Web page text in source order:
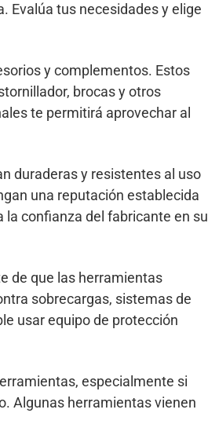
Evalúa tus necesidades y elige
y complementos. Estos
brocas y otros
te permitirá aprovechar al
duraderas y resistentes al uso
una reputación establecida
confianza del fabricante en su
de que las herramientas
sobrecargas, sistemas de
usar equipo de protección
especialmente si
Algunas herramientas vienen